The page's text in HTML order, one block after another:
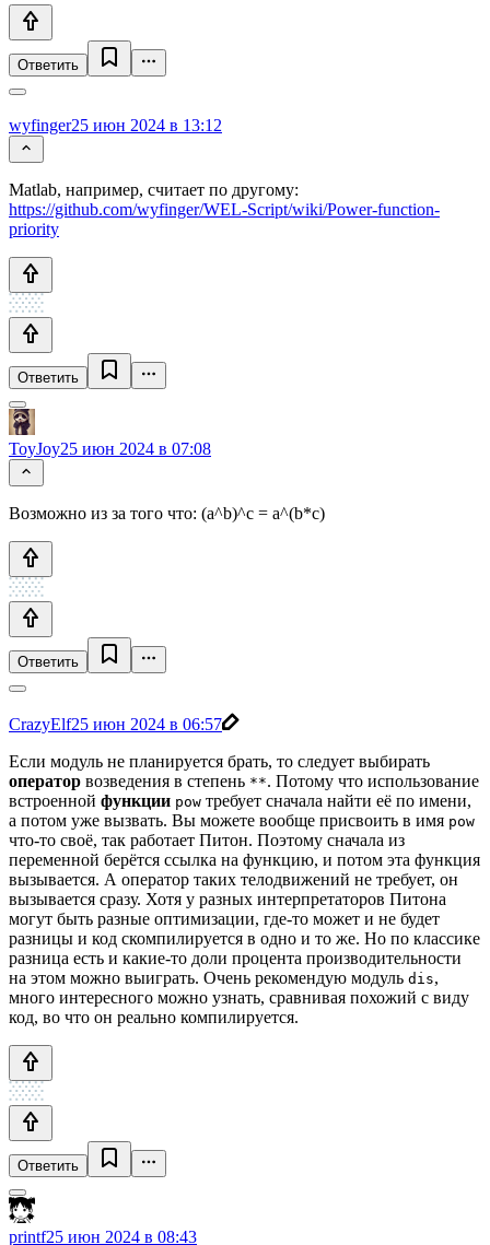
Ответить
wyfinger25 июн 2024 в 13:12
Matlab, например, считает по другому:
https://github.com/wyfinger/WEL-Script/wiki/Power-function-
priority
Ответить
ToyJoy25 июн 2024 в 07:08
Возможно из за того что: (a^b)^c = a^(b*c)
Ответить
CrazyElf25 июн 2024 в 06:57
Если модуль не планируется брать, то следует выбирать
оператор возведения в степень **. Потому что использование
встроенной функции pow требует сначала найти её по имени,
а потом уже вызвать. Вы можете вообще присвоить в имя pow
что-то своё, так работает Питон. Поэтому сначала из
переменной берётся ссылка на функцию, и потом эта функция
вызывается. А оператор таких телодвижений не требует, он
вызывается сразу. Хотя у разных интерпретаторов Питона
могут быть разные оптимизации, где-то может и не будет
разницы и код скомпилируется в одно и то же. Но по классике
разница есть и какие-то доли процента производительности
на этом можно выиграть. Очень рекомендую модуль dis,
много интересного можно узнать, сравнивая похожий с виду
код, во что он реально компилируется.
Ответить
printf25 июн 2024 в 08:43